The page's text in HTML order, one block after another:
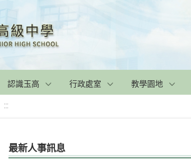
認識玉高 行政處室 教學園地
:::
最新人事訊息